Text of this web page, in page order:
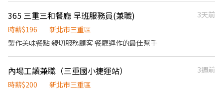
工福利: 每年遇節日不定期舉辦聚餐及活動 一年兩次考核制度,過程
公開透明,通過考核次月即調薪 只要你有上班,用餐一律6折,非上班時
段帶朋友家人來員工一樣有折扣! 🔥期待你的加入！一起為客人帶來
美味的拉麵體驗🔥
365 三重三和餐廳 早班服務員(兼職)
3天前
時薪$196
新北市三重區
製作美味餐點 親切服務顧客 餐廳運作的最佳幫手
內場工讀兼職（三重國小捷運站）
3週前
時薪$200
新北市三重區